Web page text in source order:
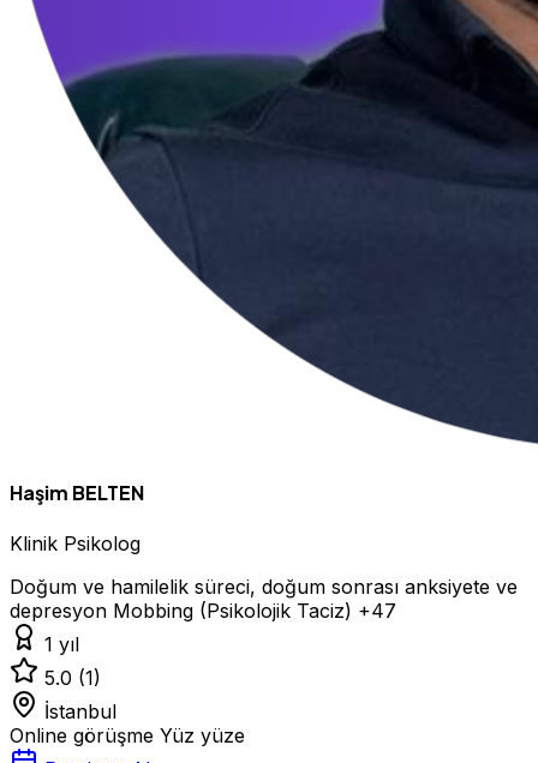
Haşim BELTEN
Klinik Psikolog
Doğum ve hamilelik süreci, doğum sonrası anksiyete ve
depresyon Mobbing (Psikolojik Taciz) +47
1 yıl
5.0 (1)
İstanbul
Online görüşme Yüz yüze